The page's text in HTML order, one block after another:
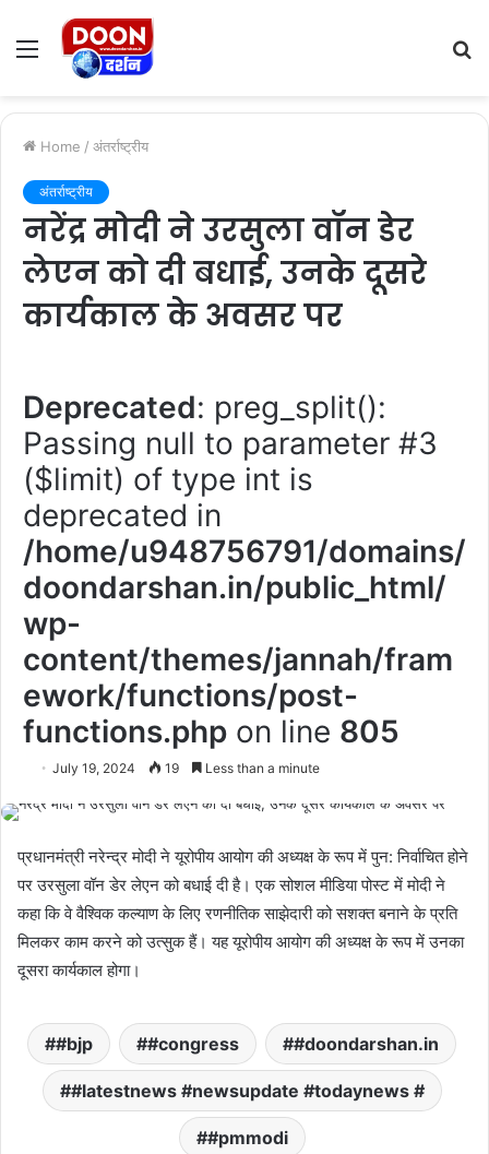
Menu
Home / अंतर्राष्ट्रीय
अंतर्राष्ट्रीय
नरेंद्र मोदी ने उरसुला वॉन डेर
लेएन को दी बधाई, उनके दूसरे
कार्यकाल के अवसर पर
Deprecated: preg_split():
Passing null to parameter #3
($limit) of type int is
deprecated in
/home/u948756791/domains/
doondarshan.in/public_html/
wp-
content/themes/jannah/fram
ework/functions/post-
functions.php on line 805
July 19, 2024 19 Less than a minute
प्रधानमंत्री नरेन्‍द्र मोदी ने यूरोपीय आयोग की अध्‍यक्ष के रूप में पुन: निर्वाचित होने
पर उरसुला वॉन डेर लेएन को बधाई दी है। एक सोशल मीडिया पोस्‍ट में मोदी ने
कहा कि वे वैश्विक कल्‍याण के लिए रणनीतिक साझेदारी को सशक्‍त बनाने के प्रति
मिलकर काम करने को उत्‍सुक हैं। यह यूरोपीय आयोग की अध्‍यक्ष के रूप में उनका
दूसरा कार्यकाल होगा।
#bjp #congress #doondarshan.in
#latestnews #newsupdate #todaynews #
#pmmodi